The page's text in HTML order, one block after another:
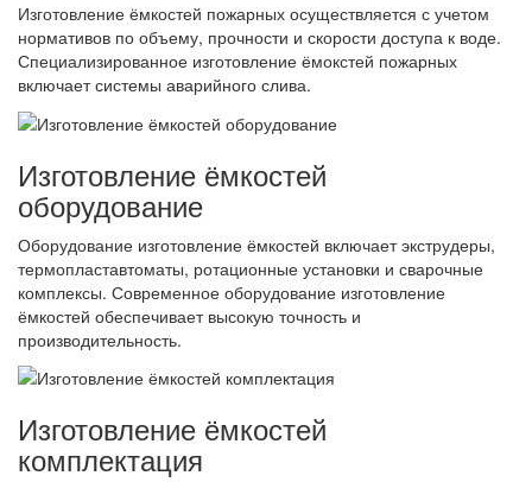
Изготовление ёмкостей пожарных осуществляется с учетом
нормативов по объему, прочности и скорости доступа к воде.
Специализированное изготовление ёмокстей пожарных
включает системы аварийного слива.
Изготовление ёмкостей
оборудование
Оборудование изготовление ёмкостей включает экструдеры,
термопластавтоматы, ротационные установки и сварочные
комплексы. Современное оборудование изготовление
ёмкостей обеспечивает высокую точность и
производительность.
Изготовление ёмкостей
комплектация